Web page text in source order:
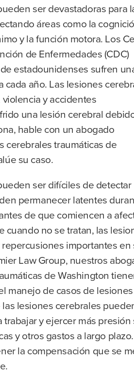
ser devastadoras para
áreas como la
y la función motora. Los
de Enfermedades (CDC)
estadounidenses sufren
cada año. Las lesiones
y accidentes
una lesión cerebral
hable con un abogado
cerebrales traumáticas de
su caso.
ser difíciles de detectar
permanecer latentes
de que comiencen a
cuando no se tratan, las
importantes en
Law Group, nuestros
de Washington
manejo de casos de lesiones
lesiones cerebrales
trabajar y ejercer más
y otros gastos a largo
la compensación que se